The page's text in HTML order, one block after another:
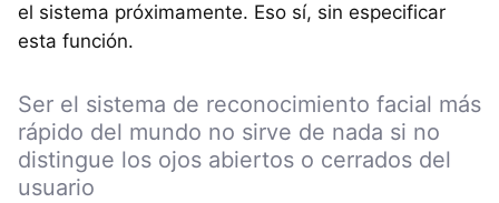
el sistema próximamente. Eso sí, sin especificar
esta función.
Ser el sistema de reconocimiento facial más
rápido del mundo no sirve de nada si no
distingue los ojos abiertos o cerrados del
usuario